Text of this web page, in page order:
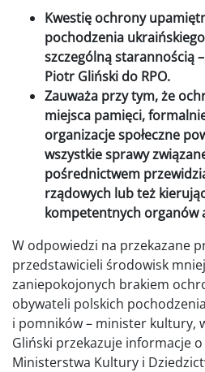
Kwestię ochrony
pochodzenia
szczególną starannością
Piotr Gliński do RPO.
Zauważa przy tym, że
miejsca pamięci,
organizacje społeczne
wszystkie sprawy
pośrednictwem
rządowych lub też
kompetentnych organów
W odpowiedzi na przekazane
przedstawicieli środowisk
zaniepokojonych brakiem
obywateli polskich
i pomników – minister kultury,
Gliński przekazuje informacje o
Ministerstwa Kultury i